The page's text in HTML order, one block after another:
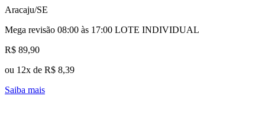
Aracaju/SE
Mega revisão 08:00 às 17:00 LOTE INDIVIDUAL
R$ 89,90
ou 12x de R$ 8,39
Saiba mais